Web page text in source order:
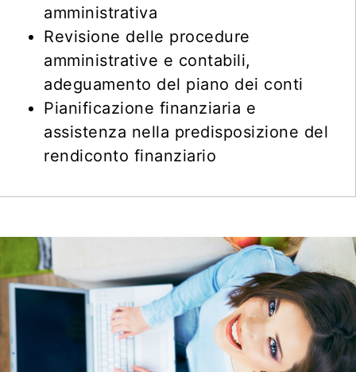
amministrativa
Revisione delle procedure
amministrative e contabili,
adeguamento del piano dei conti
Pianificazione finanziaria e
assistenza nella predisposizione del
rendiconto finanziario